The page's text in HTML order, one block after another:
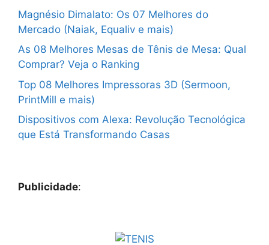
Magnésio Dimalato: Os 07 Melhores do
Mercado (Naiak, Equaliv e mais)
As 08 Melhores Mesas de Tênis de Mesa: Qual
Comprar? Veja o Ranking
Top 08 Melhores Impressoras 3D (Sermoon,
PrintMill e mais)
Dispositivos com Alexa: Revolução Tecnológica
que Está Transformando Casas
Publicidade: